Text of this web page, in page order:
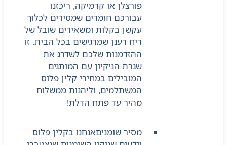
פורצלן או קרמיקה, ריכזנו
עבורכם חומרים שמסירים לכלוך
עקשן בקלות ומשאירים שובל של
ריח רענן שמרגישים בכל הבית. זו
ההזדמנות שלכם לשדרג את
שגרת הניקיון עם המותגים
המובילים במחירי קלין פלוס
המשתלמים, וליהנות ממשלוח
מהיר עד פתח הדלת!
מסיר שומניםאנחנו בקלין פלוס